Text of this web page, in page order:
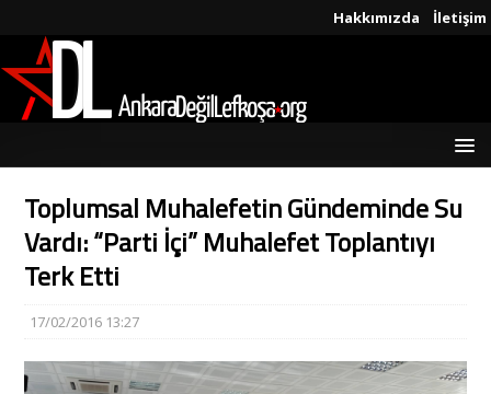
Hakkımızda İletişim
Toplumsal Muhalefetin Gündeminde Su
Vardı: “Parti İçi” Muhalefet Toplantıyı
Terk Etti
17/02/2016 13:27